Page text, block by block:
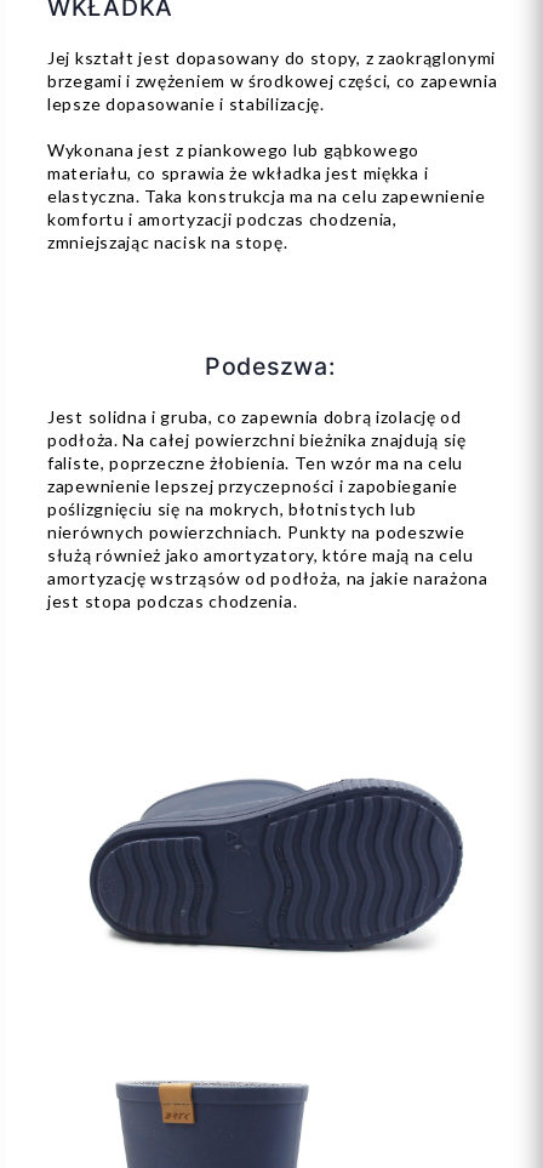
WKŁADKA
Jej kształt jest dopasowany do stopy, z zaokrąglonymi
brzegami i zwężeniem w środkowej części, co zapewnia
lepsze dopasowanie i stabilizację.
Wykonana jest z piankowego lub gąbkowego
materiału, co sprawia że wkładka jest miękka i
elastyczna. Taka konstrukcja ma na celu zapewnienie
komfortu i amortyzacji podczas chodzenia,
zmniejszając nacisk na stopę.
Podeszwa:
Jest solidna i gruba, co zapewnia dobrą izolację od
podłoża. Na całej powierzchni bieżnika znajdują się
faliste, poprzeczne żłobienia. Ten wzór ma na celu
zapewnienie lepszej przyczepności i zapobieganie
poślizgnięciu się na mokrych, błotnistych lub
nierównych powierzchniach. Punkty na podeszwie
służą również jako amortyzatory, które mają na celu
amortyzację wstrząsów od podłoża, na jakie narażona
jest stopa podczas chodzenia.